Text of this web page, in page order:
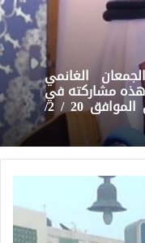
الغانمي
مشاركته في
افتتاح سوق رغدان يوم الاثنين الموافق 20 / 2/